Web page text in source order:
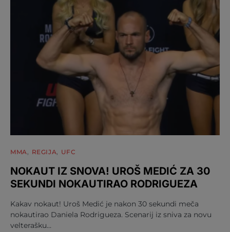
MMA REGIJA UFC
NOKAUT IZ SNOVA! UROŠ MEDIĆ ZA 30
SEKUNDI NOKAUTIRAO RODRIGUEZA
Kakav nokaut! Uroš Medić je nakon 30 sekundi meča
nokautirao Daniela Rodrigueza. Scenarij iz sniva za novu
velterašku…